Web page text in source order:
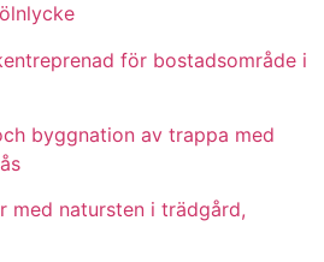
för bostadsområde i
byggnation av trappa med
med natursten i trädgård,